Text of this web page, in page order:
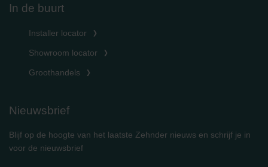
In de buurt
Installer locator
Showroom locator
Groothandels
Nieuwsbrief
Blijf op de hoogte van het laatste Zehnder nieuws en schrijf je in
voor de nieuwsbrief